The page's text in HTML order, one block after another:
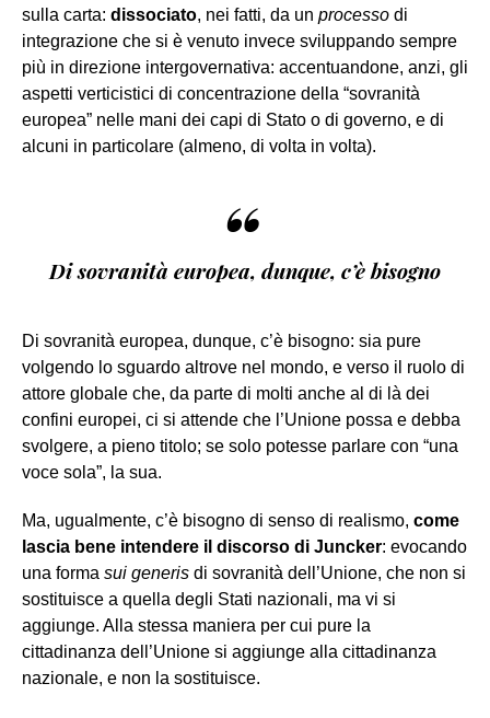
sulla carta: dissociato, nei fatti, da un processo di
integrazione che si è venuto invece sviluppando sempre
più in direzione intergovernativa: accentuandone, anzi, gli
aspetti verticistici di concentrazione della “sovranità
europea” nelle mani dei capi di Stato o di governo, e di
alcuni in particolare (almeno, di volta in volta).
“
Di sovranità europea, dunque, c’è bisogno
Di sovranità europea, dunque, c’è bisogno: sia pure
volgendo lo sguardo altrove nel mondo, e verso il ruolo di
attore globale che, da parte di molti anche al di là dei
confini europei, ci si attende che l’Unione possa e debba
svolgere, a pieno titolo; se solo potesse parlare con “una
voce sola”, la sua.
Ma, ugualmente, c’è bisogno di senso di realismo, come
lascia bene intendere il discorso di Juncker: evocando
una forma sui generis di sovranità dell’Unione, che non si
sostituisce a quella degli Stati nazionali, ma vi si
aggiunge. Alla stessa maniera per cui pure la
cittadinanza dell’Unione si aggiunge alla cittadinanza
nazionale, e non la sostituisce.